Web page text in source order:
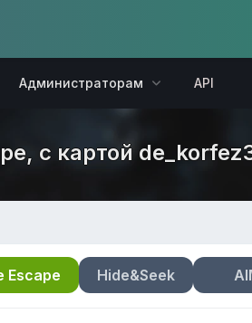
Администраторам API
с картой
Escape Hide&Seek